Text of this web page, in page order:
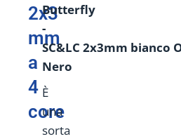
2x3
mm
a
4
core
Butterfly
-
SC&LC 2x3mm bianco
Nero
È
una
sorta